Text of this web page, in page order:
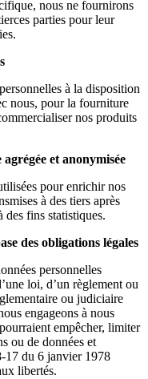
nous ne fournirons
parties pour leur
à la disposition
nous, pour la fourniture
nos produits
et anonymisée
pour enrichir nos
à des tiers après
des fins statistiques.
des obligations légales
personnelles
loi, d’un règlement ou
ou judiciaire
engageons à nous
empêcher, limiter
ou de données et
17 du 6 janvier 1978
libertés.